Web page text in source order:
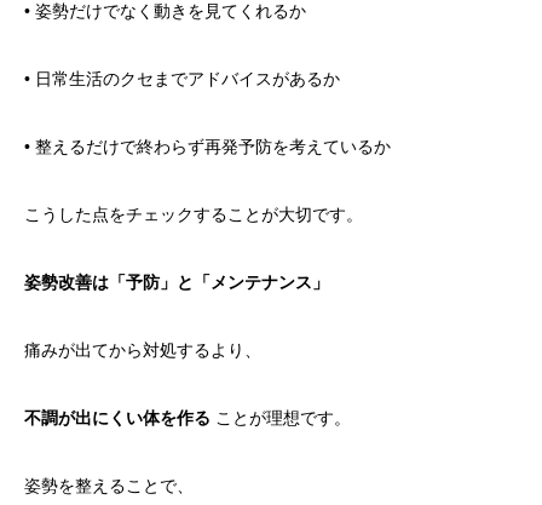
• 姿勢だけでなく動きを見てくれるか
• 日常生活のクセまでアドバイスがあるか
• 整えるだけで終わらず再発予防を考えているか
こうした点をチェックすることが大切です。
姿勢改善は「予防」と「メンテナンス」
痛みが出てから対処するより、
不調が出にくい体を作る ことが理想です。
姿勢を整えることで、